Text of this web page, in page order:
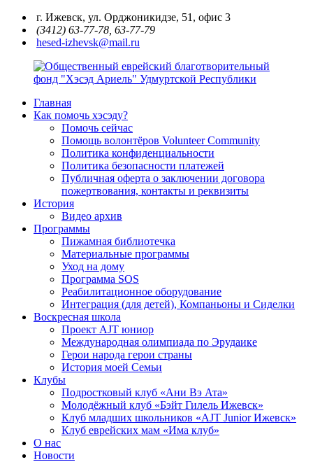
Перейти
содержимому
г. Ижевск, ул. Орджоникидзе, 51, офис 3
(3412) 63-77-78, 63-77-79
hesed-izhevsk@mail.ru
Общественный
еврейский
благотворительный
Удмуртской
Республики
Главная
Как помочь хэсэду?
Помочь сейчас
Помощь волонтёров Volunteer Community
Политика конфиденциальности
Политика безопасности платежей
Публичная оферта о заключении договора
пожертвования, контакты и реквизиты
История
Видео архив
Программы
Пижамная библиотечка
Материальные программы
Уход на дому
Программа SOS
Реабилитационное оборудование
Интеграция (для детей), Компаньоны и Сиделки
Воскресная школа
Проект AJT юниор
Международная олимпиада по Эрудаике
Герои народа герои страны
История моей Семьи
Клубы
Подростковый клуб «Ани Вэ Ата»
Молодёжный клуб «Бэйт Гилель Ижевск»
Клуб младших школьников «AJT Junior Ижевск»
Клуб еврейских мам «Има клуб»
О нас
Новости